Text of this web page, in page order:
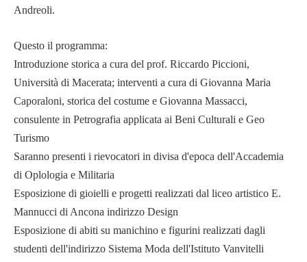
Andreoli.
Questo il programma:
Introduzione storica a cura del prof. Riccardo Piccioni,
Università di Macerata; interventi a cura di Giovanna Maria
Caporaloni, storica del costume e Giovanna Massacci,
consulente in Petrografia applicata ai Beni Culturali e Geo
Turismo
Saranno presenti i rievocatori in divisa d'epoca dell'Accademia
di Oplologia e Militaria
Esposizione di gioielli e progetti realizzati dal liceo artistico E.
Mannucci di Ancona indirizzo Design
Esposizione di abiti su manichino e figurini realizzati dagli
studenti dell'indirizzo Sistema Moda dell'Istituto Vanvitelli